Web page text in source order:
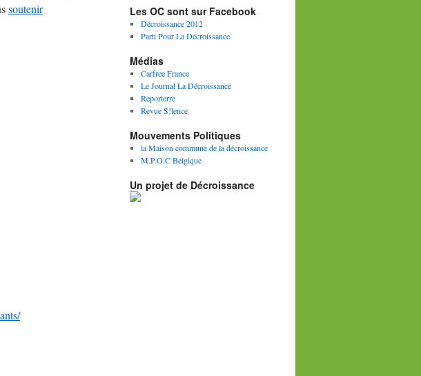
soutenir
Les OC sont sur Facebook
Décroissance 2012
Parti Pour La Décroissance
Médias
Carfree France
Le Journal La Décroissance
Reporterre
Revue S!lence
Mouvements Politiques
la Maison commune de la décroissance
M.P.O.C Belgique
Un projet de Décroissance